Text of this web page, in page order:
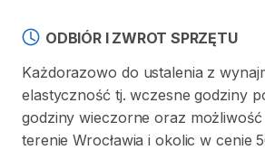
ODBIÓR I ZWROT SPRZĘTU
Każdorazowo do ustalenia z
elastyczność tj. wczesne godziny
godziny wieczorne oraz
terenie Wrocławia i okolic w cenie